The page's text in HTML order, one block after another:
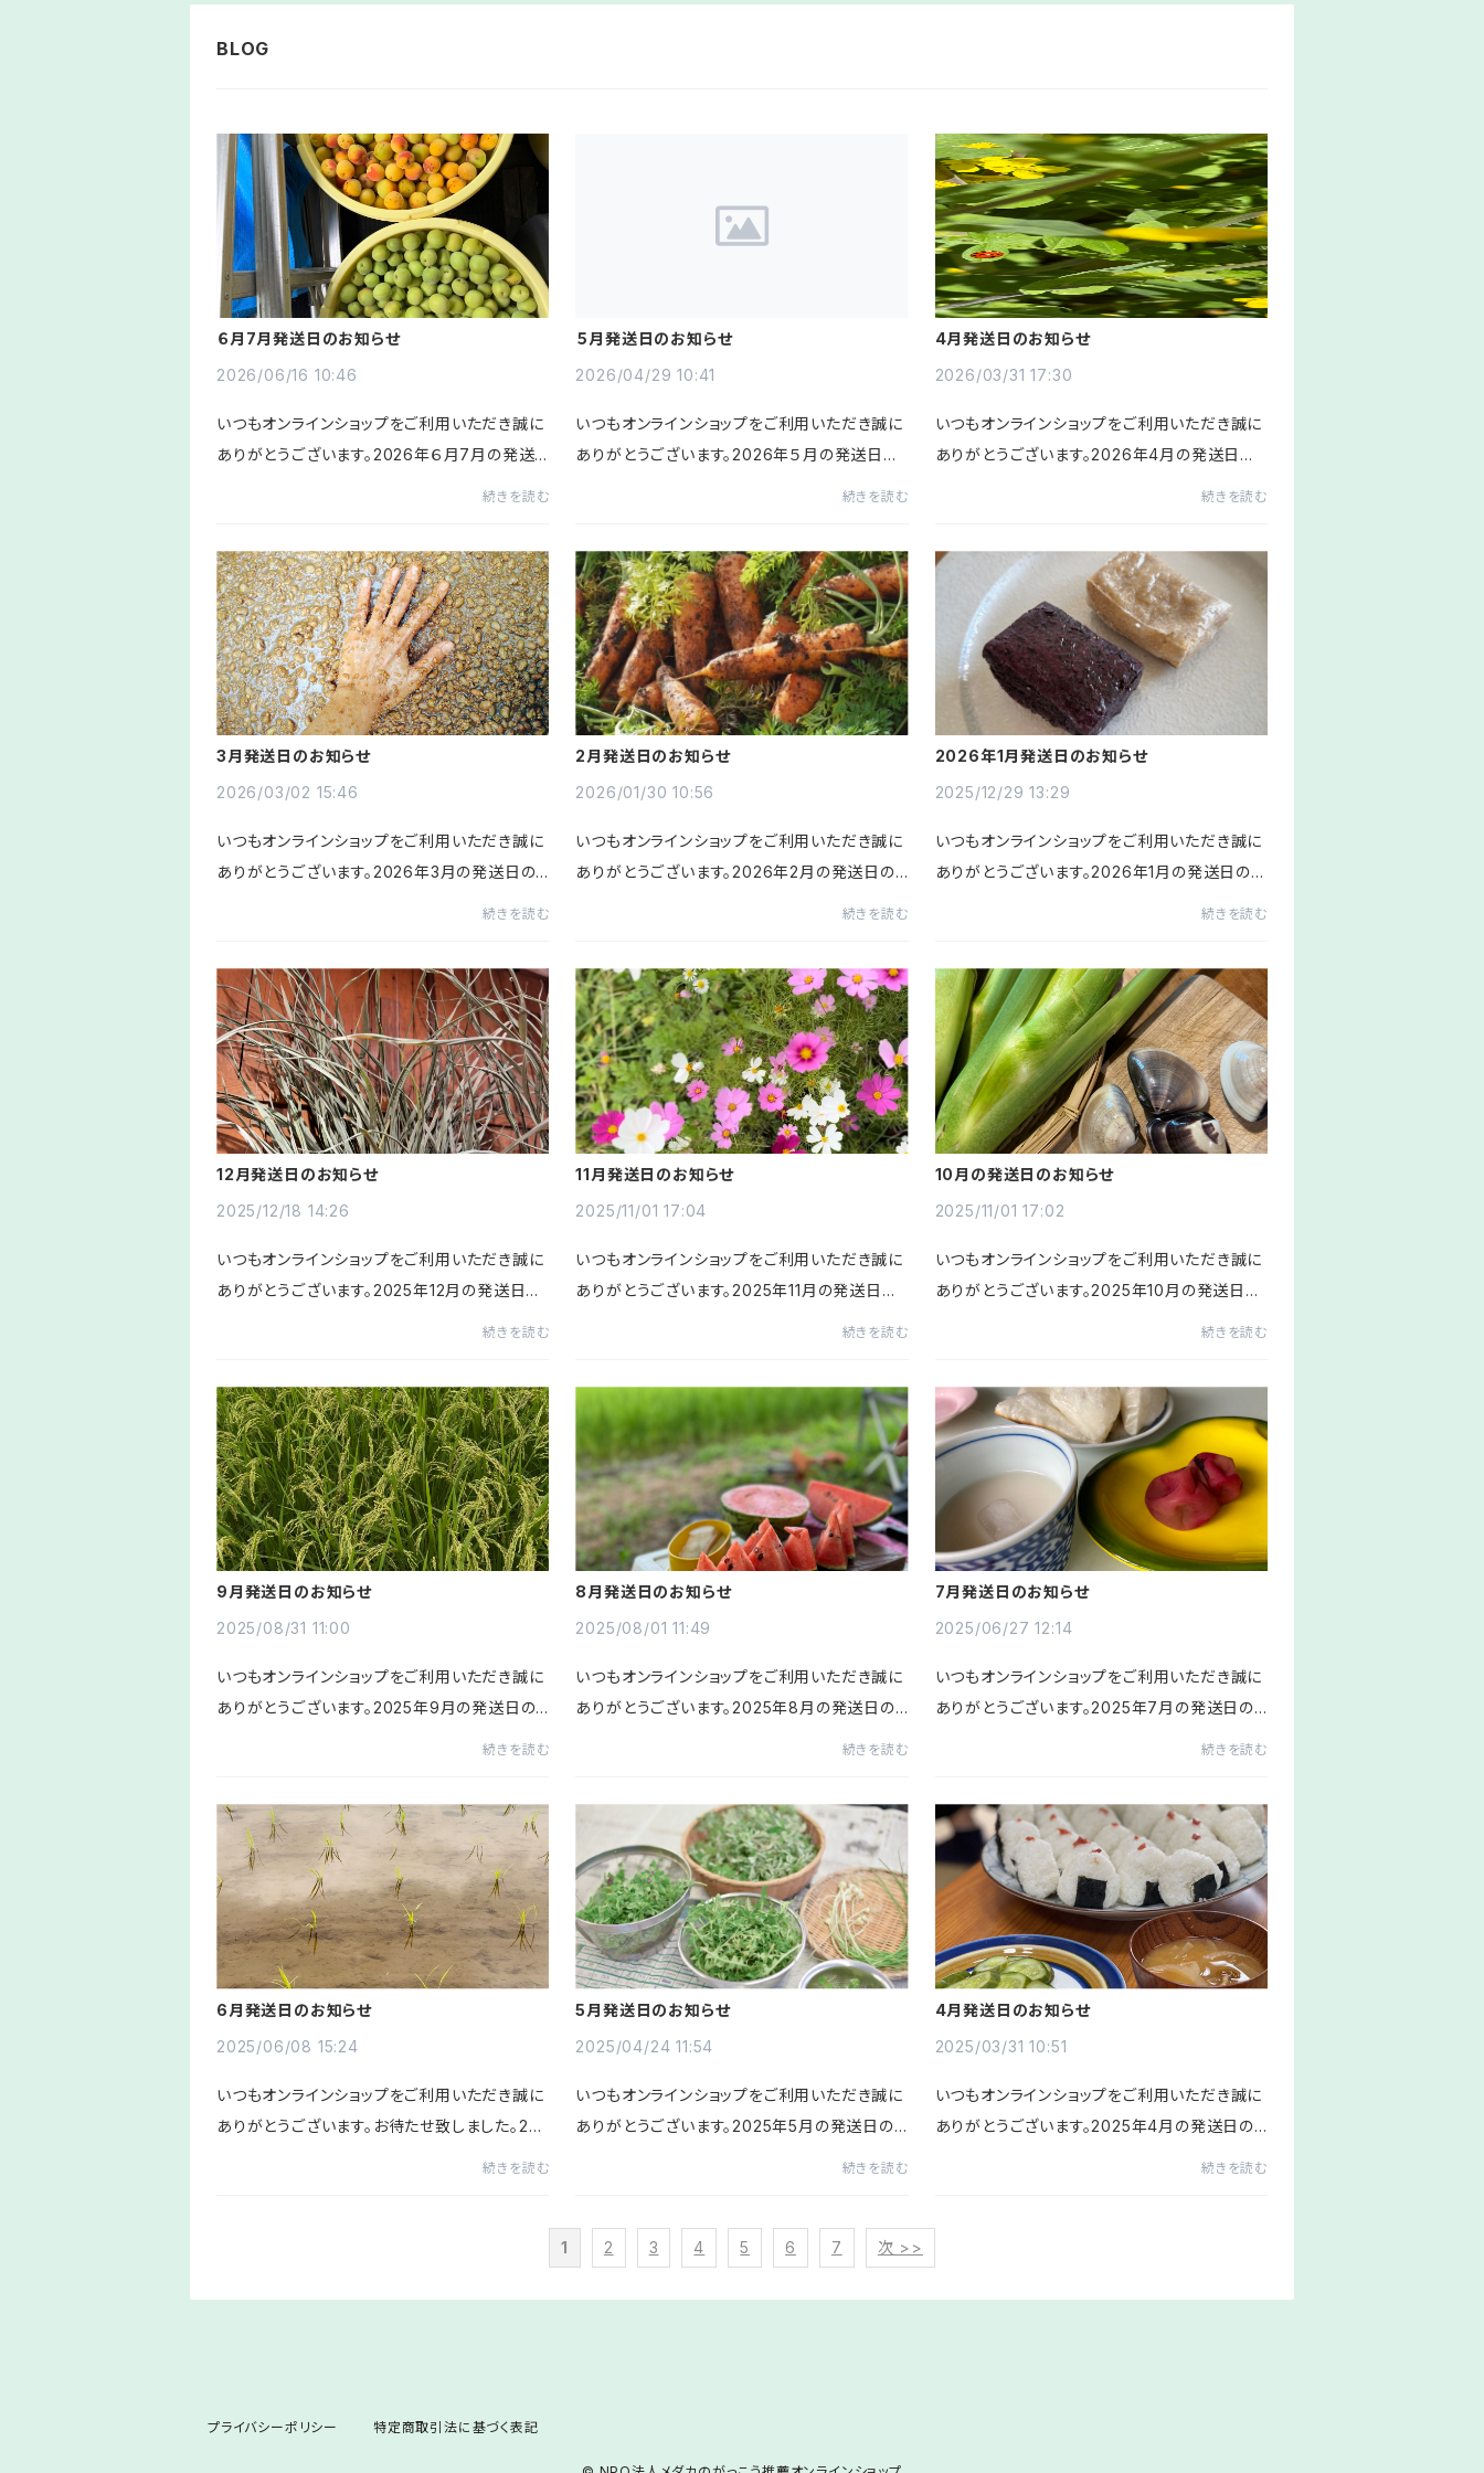
６月7月発送日のお知らせ
2026/06/16 10:46
いつもオンラインショップをご利用いただき誠に
ありがとうございます。2026年６月7月の発送
5:00までのご注文分１５(月...
続きを読む
５月発送日のお知らせ
2026/04/29 10:41
いつもオンラインショップをご利用いただき誠に
ありがとうございます。2026年５月の発送日の
８(月)２５(月)２８(木...
続きを読む
4月発送日のお知らせ
2026/03/31 17:30
いつもオンラインショップをご利用いただき誠に
ありがとうございます。2026年4月の発送日の
(月)30(木)以上の日程となり...
続きを読む
3月発送日のお知らせ
2026/03/02 15:46
いつもオンラインショップをご利用いただき誠に
ありがとうございます。2026年3月の発送日の
スケジュールのお知らせです。〈3月の発送日ス
(火)23(月)★一週間お休みをい...
続きを読む
2月発送日のお知らせ
2026/01/30 10:56
いつもオンラインショップをご利用いただき誠に
ありがとうございます。2026年2月の発送日の
スケジュールのお知らせです。(*下記に今後の
で目を通して頂けますと幸いで...
続きを読む
2026年1月発送日のお知らせ
2025/12/29 13:29
いつもオンラインショップをご利用いただき誠に
ありがとうございます。2026年1月の発送日のス
ケジュールのお知らせです。(*下記に今後の発
目を通して頂けますと幸いで...
続きを読む
12月発送日のお知らせ
2025/12/18 14:26
いつもオンラインショップをご利用いただき誠に
ありがとうございます。2025年12月の発送日の
で目を通して頂けますと幸い...
続きを読む
11月発送日のお知らせ
2025/11/01 17:04
いつもオンラインショップをご利用いただき誠に
ありがとうございます。2025年11月の発送日の
(木)27(木)27(月)(翌月は12/...
続きを読む
10月の発送日のお知らせ
2025/11/01 17:02
いつもオンラインショップをご利用いただき誠に
ありがとうございます。2025年10月の発送日の
(木)27(月)30(木)(翌月は11/...
続きを読む
9月発送日のお知らせ
2025/08/31 11:00
いつもオンラインショップをご利用いただき誠に
ありがとうございます。2025年9月の発送日の
(金)25(木)29(月)(翌月は10/2(...
続きを読む
8月発送日のお知らせ
2025/08/01 11:49
いつもオンラインショップをご利用いただき誠に
ありがとうございます。2025年8月の発送日の
(木)以上の日程となります。...
続きを読む
7月発送日のお知らせ
2025/06/27 12:14
いつもオンラインショップをご利用いただき誠に
ありがとうございます。2025年7月の発送日の
(木)28(月)31(木)以上の日程...
続きを読む
6月発送日のお知らせ
2025/06/08 15:24
いつもオンラインショップをご利用いただき誠に
ありがとうございます。お待たせ致しました。202
続きを読む
5月発送日のお知らせ
2025/04/24 11:54
いつもオンラインショップをご利用いただき誠に
ありがとうございます。2025年5月の発送日の
続きを読む
4月発送日のお知らせ
2025/03/31 10:51
いつもオンラインショップをご利用いただき誠に
ありがとうございます。2025年4月の発送日の
続きを読む
1 2 3 4 5 6 7 次 >>
プライバシーポリシー 特定商取引法に基づく表記